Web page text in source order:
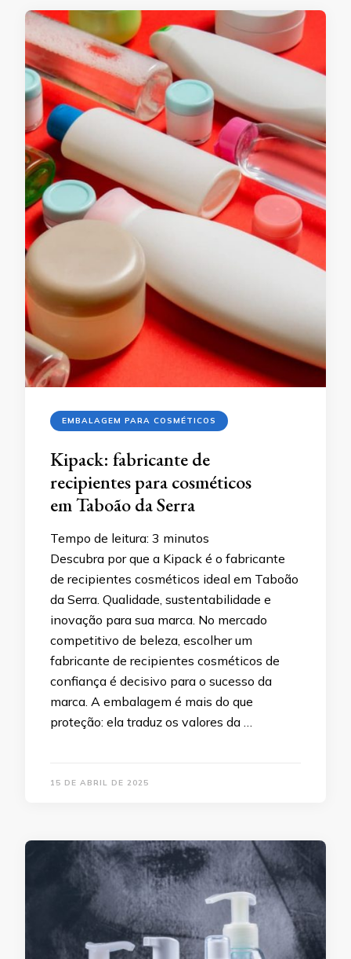
EMBALAGEM PARA COSMÉTICOS
Kipack: fabricante de
recipientes para cosméticos
em Taboão da Serra
Tempo de leitura: 3 minutos
Descubra por que a Kipack é o fabricante
de recipientes cosméticos ideal em Taboão
da Serra. Qualidade, sustentabilidade e
inovação para sua marca. No mercado
competitivo de beleza, escolher um
fabricante de recipientes cosméticos de
confiança é decisivo para o sucesso da
marca. A embalagem é mais do que
proteção: ela traduz os valores da …
15 DE ABRIL DE 2025